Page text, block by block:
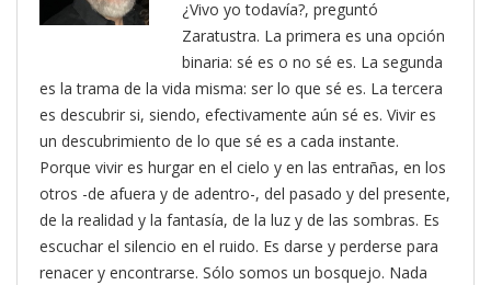
¿Vivo yo todavía?, preguntó
Zaratustra. La primera es una opción
binaria: sé es o no sé es. La segunda
es la trama de la vida misma: ser lo que sé es. La tercera
es descubrir si, siendo, efectivamente aún sé es. Vivir es
un descubrimiento de lo que sé es a cada instante.
Porque vivir es hurgar en el cielo y en las entrañas, en los
otros -de afuera y de adentro-, del pasado y del presente,
de la realidad y la fantasía, de la luz y de las sombras. Es
escuchar el silencio en el ruido. Es darse y perderse para
renacer y encontrarse. Sólo somos un bosquejo. Nada